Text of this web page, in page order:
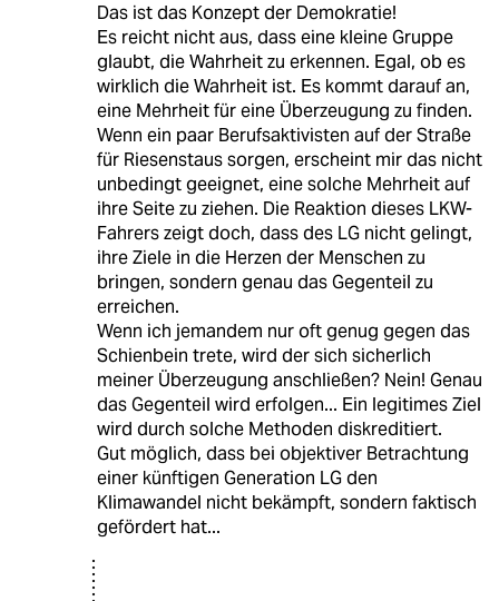
Das ist das Konzept der Demokratie!
Es reicht nicht aus, dass eine kleine Gruppe
glaubt, die Wahrheit zu erkennen. Egal, ob es
wirklich die Wahrheit ist. Es kommt darauf an,
eine Mehrheit für eine Überzeugung zu finden.
Wenn ein paar Berufsaktivisten auf der Straße
für Riesenstaus sorgen, erscheint mir das nicht
unbedingt geeignet, eine solche Mehrheit auf
ihre Seite zu ziehen. Die Reaktion dieses LKW-
Fahrers zeigt doch, dass des LG nicht gelingt,
ihre Ziele in die Herzen der Menschen zu
bringen, sondern genau das Gegenteil zu
erreichen.
Wenn ich jemandem nur oft genug gegen das
Schienbein trete, wird der sich sicherlich
meiner Überzeugung anschließen? Nein! Genau
das Gegenteil wird erfolgen... Ein legitimes Ziel
wird durch solche Methoden diskreditiert.
Gut möglich, dass bei objektiver Betrachtung
einer künftigen Generation LG den
Klimawandel nicht bekämpft, sondern faktisch
gefördert hat...